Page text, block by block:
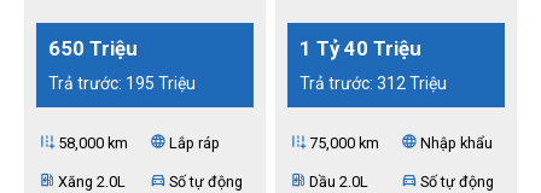
2022
650 Triệu
Trả trước: 195 Triệu
add_road 58,000 km language Lắp ráp
ev_station Xăng 2.0L directions_car Số tự động
2022
1 Tỷ 40 Triệu
Trả trước: 312 Triệu
add_road 75,000 km language Nhập khẩu
ev_station Dầu 2.0L directions_car Số tự động